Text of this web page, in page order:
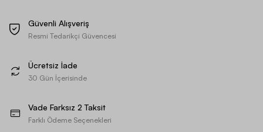
Güvenli Alışveriş
Resmi Tedarikçi Güvencesi
Ücretsiz İade
30 Gün İçerisinde
Vade Farksız 2 Taksit
Farklı Ödeme Seçenekleri